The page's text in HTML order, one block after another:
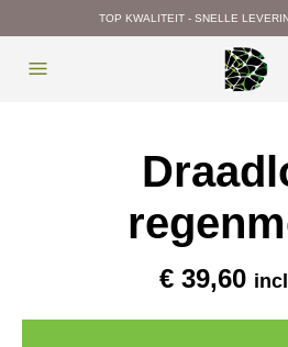
TOP KWALITEIT - SNELLE
€ 39,60